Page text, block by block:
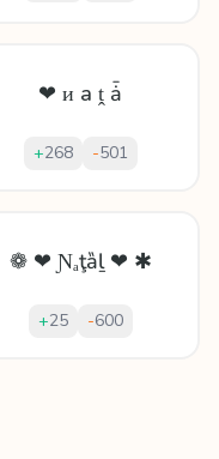
❤ ᴎ а ṱ ǡ
+268 -501
❁ ❤ Ɲₐţȁḻ ❤ ✱
+25 -600